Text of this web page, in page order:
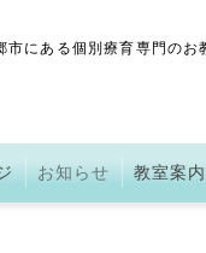
市にある個別療育専門のお
お知らせ 教室案内